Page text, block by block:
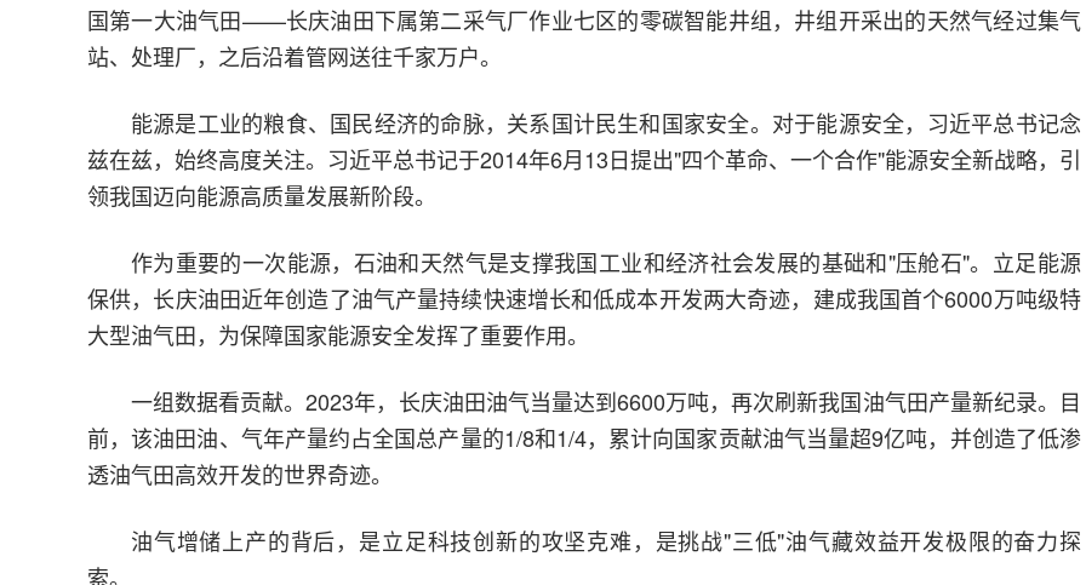
国第一大油气田——长庆油田下属第二采气厂作业七区的零碳智能井组，井组开采出的天然气经过集气
站、处理厂，之后沿着管网送往千家万户。
能源是工业的粮食、国民经济的命脉，关系国计民生和国家安全。对于能源安全，习近平总书记念
兹在兹，始终高度关注。习近平总书记于2014年6月13日提出"四个革命、一个合作"能源安全新战略，引
领我国迈向能源高质量发展新阶段。
作为重要的一次能源，石油和天然气是支撑我国工业和经济社会发展的基础和"压舱石"。立足能源
保供，长庆油田近年创造了油气产量持续快速增长和低成本开发两大奇迹，建成我国首个6000万吨级特
大型油气田，为保障国家能源安全发挥了重要作用。
一组数据看贡献。2023年，长庆油田油气当量达到6600万吨，再次刷新我国油气田产量新纪录。目
前，该油田油、气年产量约占全国总产量的1/8和1/4，累计向国家贡献油气当量超9亿吨，并创造了低渗
透油气田高效开发的世界奇迹。
油气增储上产的背后，是立足科技创新的攻坚克难，是挑战"三低"油气藏效益开发极限的奋力探
索。